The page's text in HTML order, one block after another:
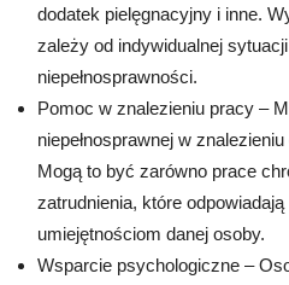
dodatek pielęgnacyjny i inne.
zależy od indywidualnej
niepełnosprawności.
Pomoc w znalezieniu pracy –
niepełnosprawnej w
Mogą to być zarówno prace
zatrudnienia, które
umiejętnościom danej osoby.
Wsparcie psychologiczne –